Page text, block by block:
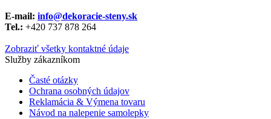
E-mail: info@dekoracie-steny.sk
Tel.: +420 737 878 ​​264
Zobraziť všetky kontaktné údaje
Služby zákazníkom
Časté otázky
Ochrana osobných údajov
Reklamácia & Výmena tovaru
Návod na nalepenie samolepky